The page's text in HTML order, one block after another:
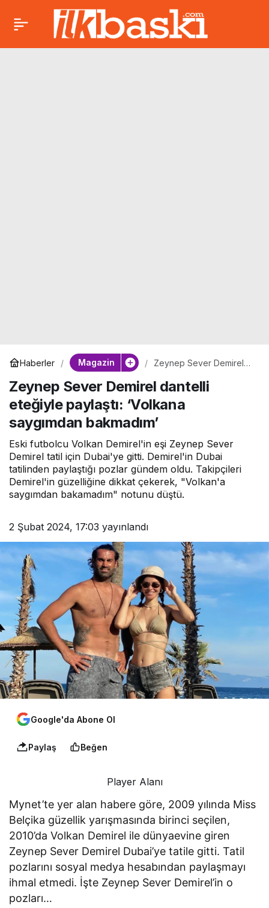
Haberler Magazin
Zeynep Sever Demirel
‘Volkana saygımdan
bakmadım’
Zeynep Sever Demirel dantelli
eteğiyle paylaştı: ‘Volkana
saygımdan bakmadım’
Eski futbolcu Volkan Demirel'in eşi Zeynep Sever
Demirel tatil için Dubai'ye gitti. Demirel'in Dubai
tatilinden paylaştığı pozlar gündem oldu. Takipçileri
Demirel'in güzelliğine dikkat çekerek, "Volkan'a
saygımdan bakamadım" notunu düştü.
2 Şubat 2024, 17:03 yayınlandı
Google'da Abone Ol
Paylaş Beğen
Player Alanı
Mynet’te yer alan habere göre, 2009 yılında Miss
Belçika güzellik yarışmasında birinci seçilen,
2010’da Volkan Demirel ile dünyaevine giren
Zeynep Sever Demirel Dubai’ye tatile gitti. Tatil
pozlarını sosyal medya hesabından paylaşmayı
ihmal etmedi. İşte Zeynep Sever Demirel’in o
pozları…
Filozof Atakan’ın son
hali ortaya çıktı!